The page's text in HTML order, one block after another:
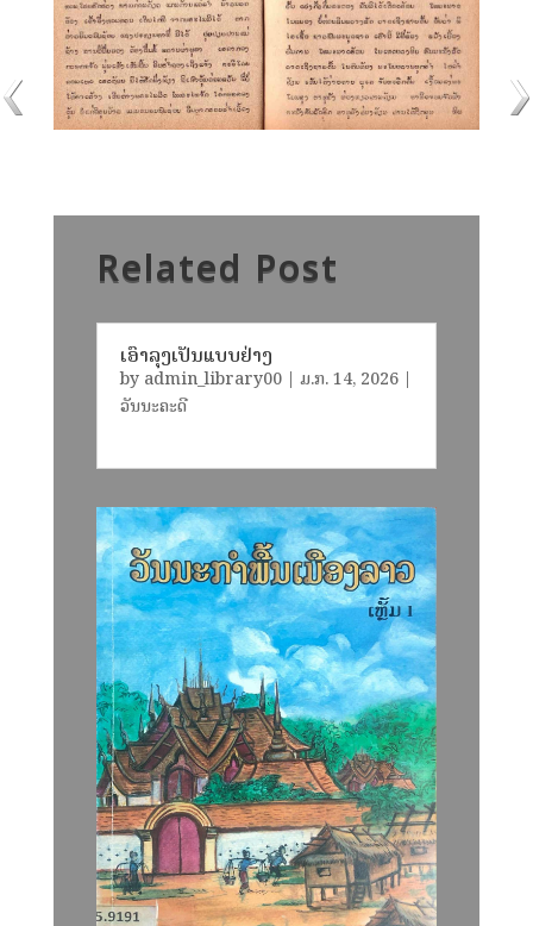
Related Post
ເອົາລຸງເປັນແບບຢ່າງ
by admin_library00| ມ.ກ. 14, 2026|
ວັນນະຄະດີ